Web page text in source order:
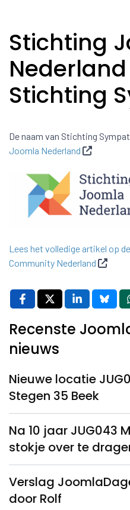
Stichting
Stichting
De naam van Stichting
Joomla Nederland
Lees het volledige artikel op
Community Nederland
Recenste
nieuws
Nieuwe locatie
Stegen 35 Beek
Na 10 jaar JUG043
stokje over te
Verslag
door Rolf